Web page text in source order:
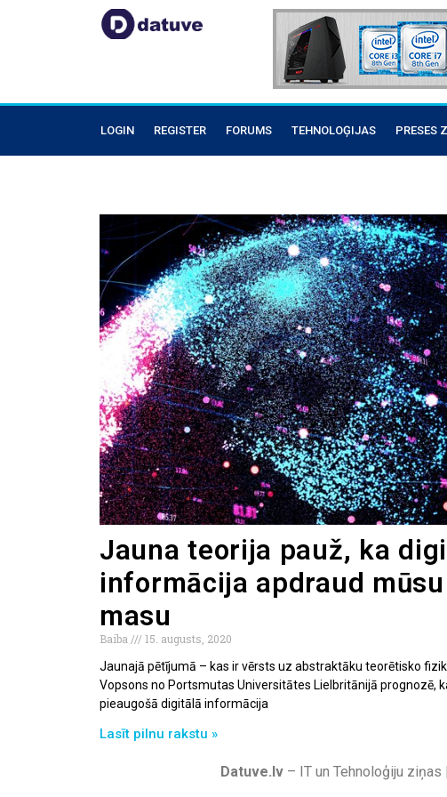
LOGIN REGISTER FORUMS TEHNOLOĢIJAS PRESES
Jauna teorija pauž, ka
informācija apdraud
masu
Baiba
15. augusts, 2020
Jaunajā pētījumā – kas ir vērsts uz abstraktāku teorētisko
Vopsons no Portsmutas Universitātes Lielbritānijā prognozē,
pieaugošā digitālā informācija
Lasīt pilnu rakstu »
Datuve.lv – IT un Tehnoloģiju